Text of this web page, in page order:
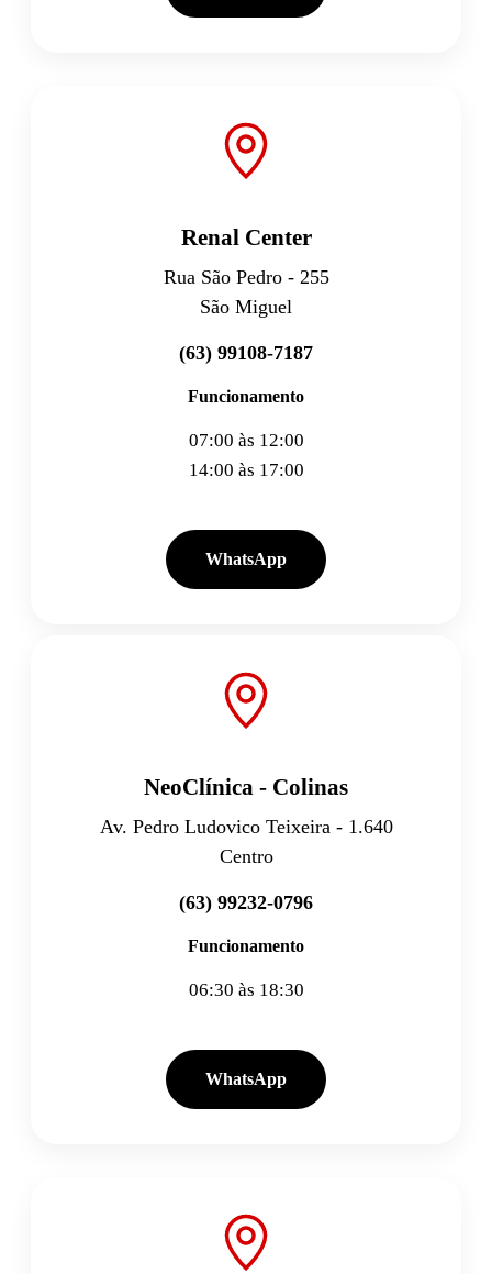
Renal Center
Rua São Pedro - 255
São Miguel
(63) 99108-7187
Funcionamento
07:00 às 12:00
14:00 às 17:00
WhatsApp
NeoClínica - Colinas
Av. Pedro Ludovico Teixeira - 1.640
Centro
(63) 99232-0796
Funcionamento
06:30 às 18:30
WhatsApp